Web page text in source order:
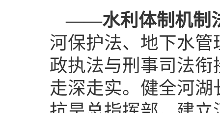
——水利体制机制
河保护法、地下水
政执法与刑事司法
走深走实。健全河